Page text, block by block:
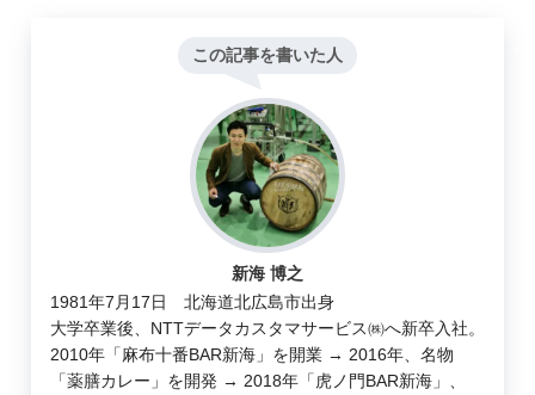
この記事を書いた人
新海 博之
1981年7月17日 北海道北広島市出身
大学卒業後、NTTデータカスタマサービス㈱へ新卒入社。
2010年「麻布十番BAR新海」を開業 → 2016年、名物
「薬膳カレー」を開発 → 2018年「虎ノ門BAR新海」、